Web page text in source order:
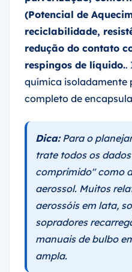
(Potencial de
reciclabilidade,
redução do contato
respingos de líquido.
química isoladamente
completo de
trate todos os
aerossol. Muitos
aerossóis em lata,
sopradores
manuais de bulbo